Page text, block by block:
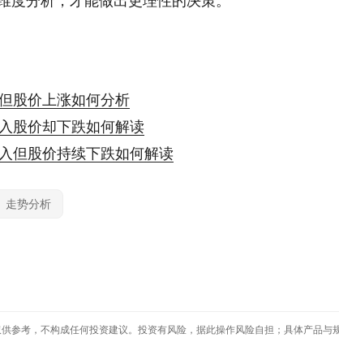
股价上涨如何分析
股价却下跌如何解读
但股价持续下跌如何解读
走势分析
参考，不构成任何投资建议。投资有风险，据此操作风险自担；具体产品与